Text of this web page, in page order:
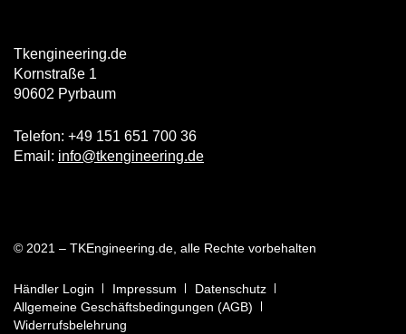
Tkengineering.de
Kornstraße 1
90602 Pyrbaum
Telefon: +49 151 651 700 36
Email: info@tkengineering.de
© 2021 – TKEngineering.de, alle Rechte vorbehalten
Händler Login Impressum
Datenschutz
Allgemeine Geschäftsbedingungen (AGB)
Widerrufsbelehrung